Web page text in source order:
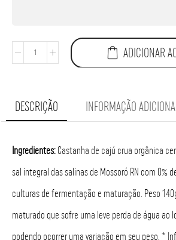
ADICIONAR
DESCRIÇÃO INFORMAÇÃO
Ingredientes:Castanha de cajú crua orgânica
sal integral das salinas de Mossoró RN com 0%
culturas de fermentação e maturação. Peso
maturado que sofre uma leve perda de água ao
podendo ocorrer uma variação em seu peso. *